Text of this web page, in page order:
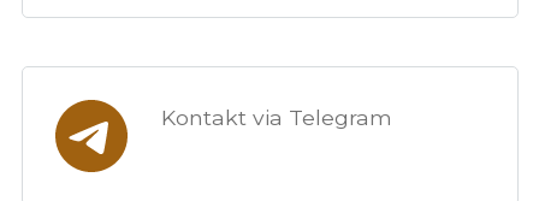
Kontakt via Telegram